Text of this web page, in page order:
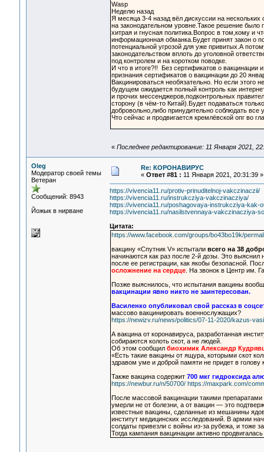
Wasp
Неделю назад
Я месяца 3-4 назад вёл дискуссии на
на законодательном уровне.Такое решение было
хитрая и гнусная политика.Вопрос в том,кому и
информационная обманка.Будет принят закон о
потенциальной угрозой для уже привитых.А
законодательством вплоть до уголовной
под контролем и на коротком поводке.
И что в итоге?!! Без сертификатов о вакцинации
признания сертификатов о вакцинации до 20
Вакцинироваться необязательно. Но если
будущем ожидается полный контроль как
и прочих мессенджеров,подконтрольных
сторону (в чём-то Китай).Будет подаваться
добровольно,либо принудительно соблюдать
Что сейчас и продвигается кремлёвской опг во
« Последнее редактирование: 11 Января 2021,
Oleg
Модератор своей темы
Ветеран
Сообщений: 8943
Йожык в нирване
Re: КОРОНАВИРУС
« Ответ #81 : 11 Января 2021, 20:31:39 »
https://vivencia11.ru/protiv-prinuditelnoj-vakczinaczii/
https://vivencia11.ru/instrukcziya-vakczinacziya/
https://vivencia11.ru/poshagovaya-instrukcziya-kak-
https://vivencia11.ru/nasilstvennaya-vakczinacziya-
Цитата:
https://www.facebook.com/groups/bo43bo19k/
вакцину «Спутник V» испытали всего на 38
начинаются как раз после 2-й дозы. Это выяснил
после ее регистрации, как якобы безопасной.
осложнение на сердце. На звонок в Центр им.
Позже выяснилось, что испытания вакцины
вакцинации явно никто не заинтересован.
Василенко опубликовал свой рассказ в
массово вакцинировать военнослужащих?
https://newizv.ru/news/politics/07-11-2020/kazus-
А вакцина от коронавируса, разработанная
собираются колоть скот, а не людей.
Об этом сообщил биохимик Александр
«Есть такие вакцины от ящура, которыми скот
здравом уме и доброй памяти не придет в
Также вакцина содержит 700 мкг гидроксида
https://newbur.ru/n/50700/ https://maxpark.com/
После массовой вакцинации такими препаратами
умерли не от болезни, а от вакцин — это
известные вакцины, сделанные из мешанины
институт медицинских исследований. В армии
солдаты привезли с войны из-за рубежа, и тоже
Тогда кампания вакцинации активно